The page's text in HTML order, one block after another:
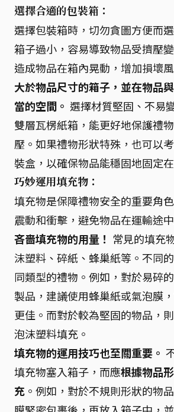
選擇合適的包裝箱：
選擇包裝箱時，切勿貪圖方便而
箱子過小，容易導致物品受擠壓
造成物品在箱內晃動，增加損壞風
大於物品尺寸的箱子，並在物品
當的空間。 選擇材質堅固、不易
雙層瓦楞紙箱，能更好地保護禮
壓。如果禮物形狀特殊，也可以
裝盒，以確保物品能穩固地固定
巧妙運用填充物：
填充物是保障禮物安全的重要角
震動和衝擊，避免物品在運輸途
吝嗇填充物的用量！ 常見的填充
沫塑料、碎紙、蜂巢紙等。不同
同類型的禮物。例如，對於易碎
製品，建議使用蜂巢紙或氣泡膜
更佳。而對於較為堅固的物品，
泡沫塑料填充。
填充物的運用技巧也至關重要。
填充物塞入箱子，而應根據物品
充 。例如，對於不規則形狀的物